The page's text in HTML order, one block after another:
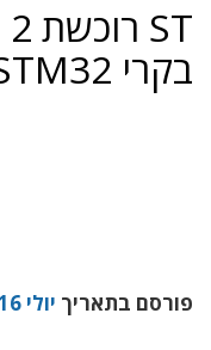
בקרי STM32
פורסם בתאריך יולי 16, 2020